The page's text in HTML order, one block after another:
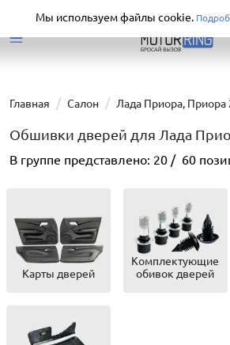
Главная Салон Лада Приора, Приора
Обшивки дверей для Лада
В группе представлено: 20 / 60
Карты дверей
Комплектующие
обивок дверей
Мы используем файлы cookie.